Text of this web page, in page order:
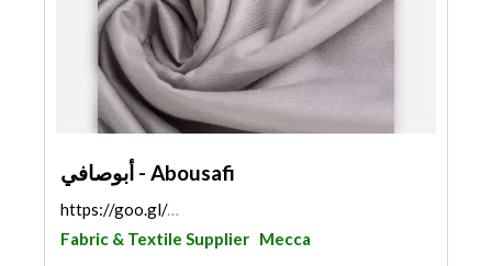
أبوصافي - Abousafi
https://goo.gl/maps/VbfquMkeE3wytrjX9
Fabric & Textile Supplier Mecca